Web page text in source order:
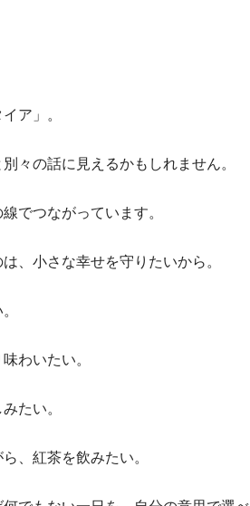
ア」。
々の話に見えるかもしれません。
でつながっています。
、小さな幸せを守りたいから。
わいたい。
たい。
、紅茶を飲みたい。